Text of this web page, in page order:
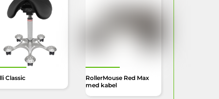
Classic
RollerMouse Red Max
med kabel